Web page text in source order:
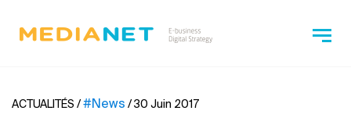
ACTUALITÉS /#News /30 Juin 2017